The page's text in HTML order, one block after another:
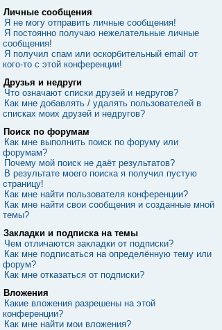
Личные сообщения
Я не могу отправить личные сообщения!
Я постоянно получаю нежелательные личные
сообщения!
Я получил спам или оскорбительный email от
кого-то с этой конференции!
Друзья и недруги
Что означают списки друзей и недругов?
Как мне добавлять / удалять пользователей в
списках моих друзей и недругов?
Поиск по форумам
Как мне выполнить поиск по форуму или
форумам?
Почему мой поиск не даёт результатов?
В результате моего поиска я получил пустую
страницу!
Как мне найти пользователя конференции?
Как мне найти свои сообщения и созданные мной
темы?
Закладки и подписка на темы
Чем отличаются закладки от подписки?
Как мне подписаться на определённую тему или
форум?
Как мне отказаться от подписки?
Вложения
Какие вложения разрешены на этой
конференции?
Как мне найти мои вложения?